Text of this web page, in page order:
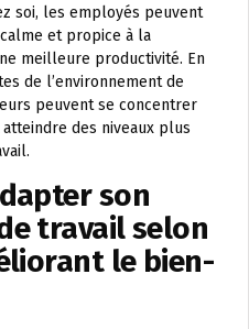
soi, les employés peuvent
et propice à la
meilleure productivité. En
de l’environnement de
peuvent se concentrer
des niveaux plus
son
travail selon
le bien-